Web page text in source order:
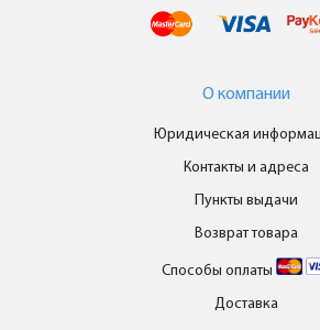
О компании
Юридическая
Контакты и адреса
Пункты выдачи
Возврат товара
Способы оплаты
Доставка